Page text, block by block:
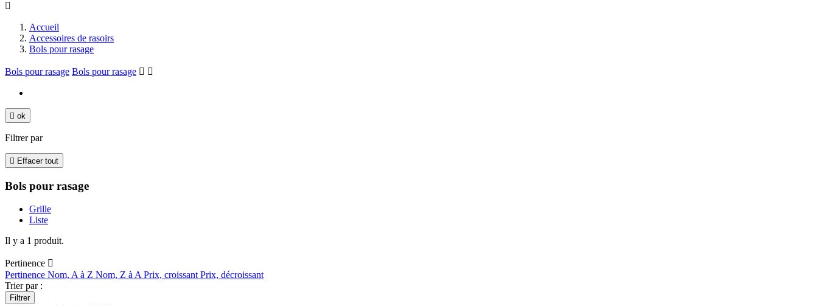

Accueil
Accessoires de rasoirs
Bols pour rasage
Bols pour rasage Bols pour rasage  
 ok
Filtrer par
 Effacer tout
Bols pour rasage
Grille
Liste
Il y a 1 produit.
Pertinence 
Pertinence Nom, A à Z Nom, Z à APrix, croissantPrix, décroissant
Trier par :
Filtrer